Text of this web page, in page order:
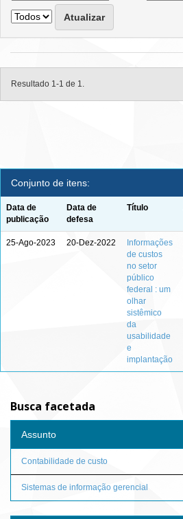
Resultado 1-1 de 1.
Conjunto de itens:
Data de
publicação
Data de
defesa
Título
25-Ago-2023 20-Dez-2022
Informações
de custos
no setor
público
federal : um
olhar
sistêmico
da
usabilidade
e
implantação
Busca facetada
Assunto
Contabilidade de custo
Sistemas de informação gerencial